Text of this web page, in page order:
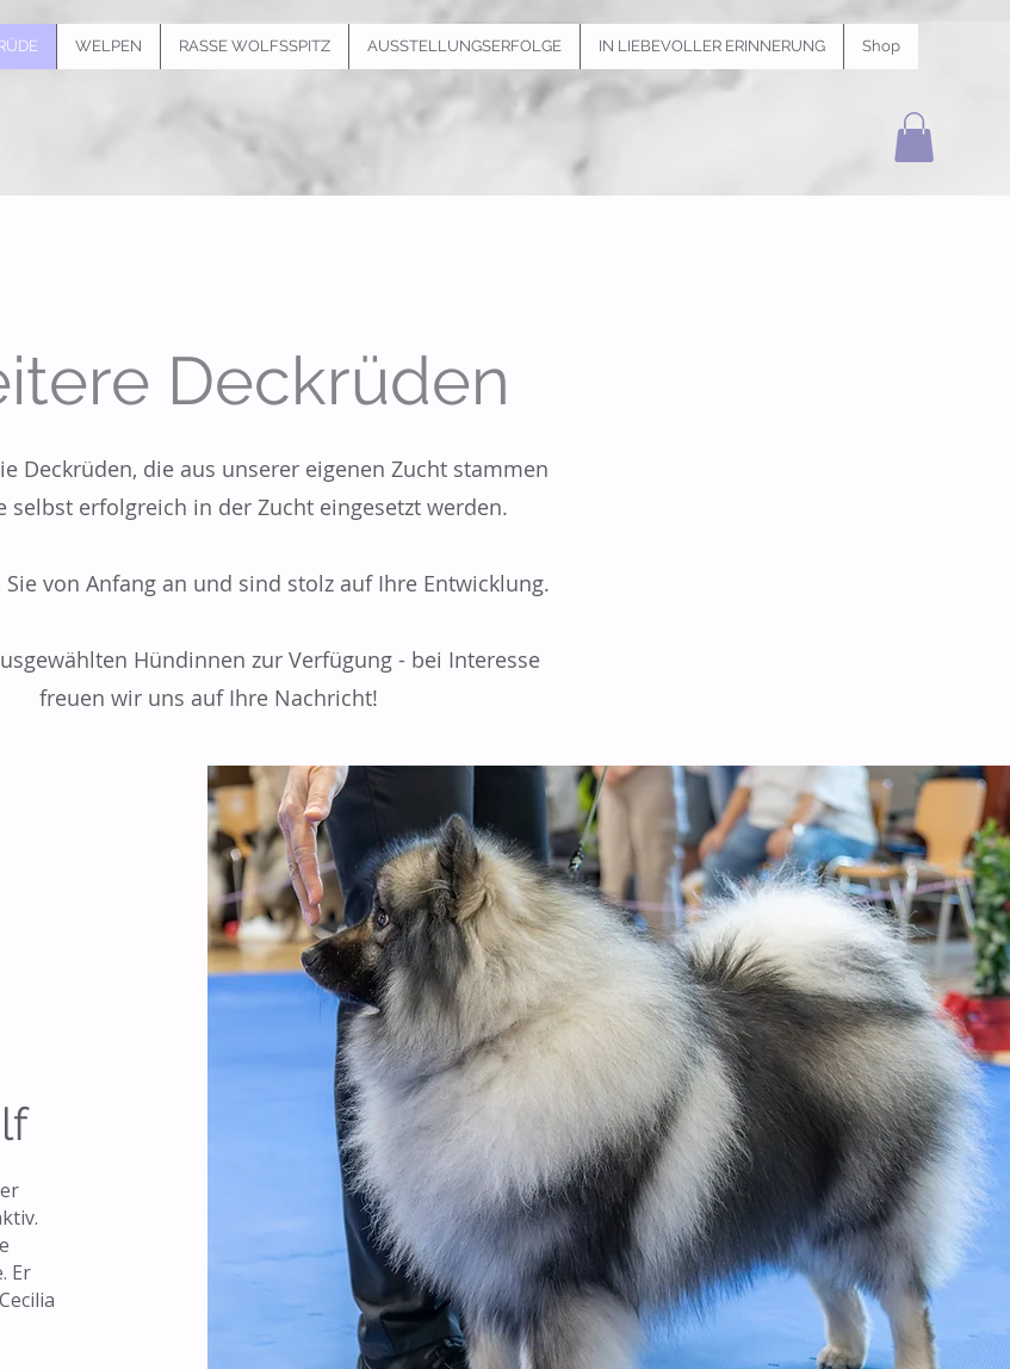
WELPEN RASSE WOLFSSPITZ AUSSTELLUNGSERFOLGE IN LIEBEVOLLER ERINNERUNG Shop
Deckrüden
Deckrüden, die aus unserer eigenen Zucht stammen
selbst erfolgreich in der Zucht eingesetzt werden.
von Anfang an und sind stolz auf Ihre Entwicklung.
Hündinnen zur Verfügung - bei Interesse
freuen wir uns auf Ihre Nachricht!
Er